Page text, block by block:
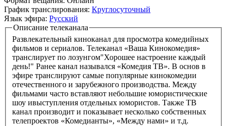
График транслирования: Круглосуточный
Язык эфира: Русский
Описание телеканала
Развлекательный киноканал для просмотра комедийных
фильмов и сериалов. Телеканал «Ваша Кинокомедия»
транслирует по лозунгом"Хорошее настроение каждый
день!" Ранее канал назывался «Комедия ТВ». В основ в
эфире транслируют самые популярные кинокомедии
отечественного и зарубежного производства. Между
фильмами часто вставляют небольшие юмористические
шоу ивыступления отдельных юмористов. Также ТВ
канал производит и показывает несколько собственных
телепроектов «Комедианты», «Между нами» и т.д.